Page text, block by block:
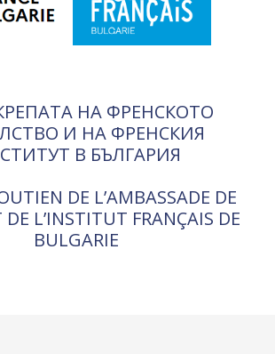
НА ФРЕНСКОТО
И НА ФРЕНСКИЯ
В БЪЛГАРИЯ
DE L’AMBASSADE DE
DE L’INSTITUT FRANÇAIS DE
BULGARIE